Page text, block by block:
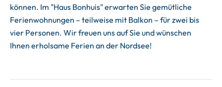
können. Im "Haus Bonhuis" erwarten Sie gemütliche
Ferienwohnungen – teilweise mit Balkon – für zwei bis
vier Personen. Wir freuen uns auf Sie und wünschen
Ihnen erholsame Ferien an der Nordsee!